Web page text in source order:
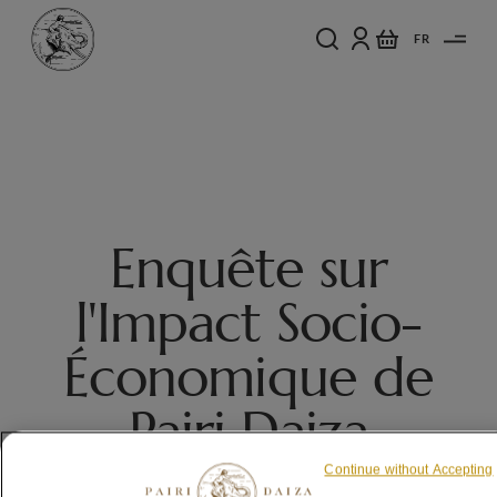
FR
Enquête sur
l'Impact Socio-
Économique de
Pairi Daiza
Continue without Accepting